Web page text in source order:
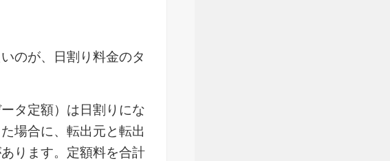
のが、日割り料金のタ
タ定額）は日割りにな
場合に、転出元と転出
ります。 定額料を合計